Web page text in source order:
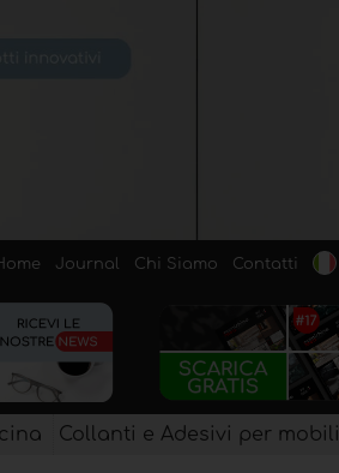
Journal Chi Siamo Contatti
Collanti e Adesivi per mobili